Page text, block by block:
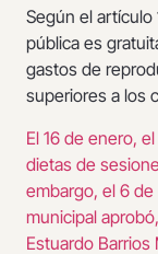
Según el artículo
pública es
gastos de
superiores a los
El 16 de enero,
dietas de
embargo, el 6
municipal
Estuardo